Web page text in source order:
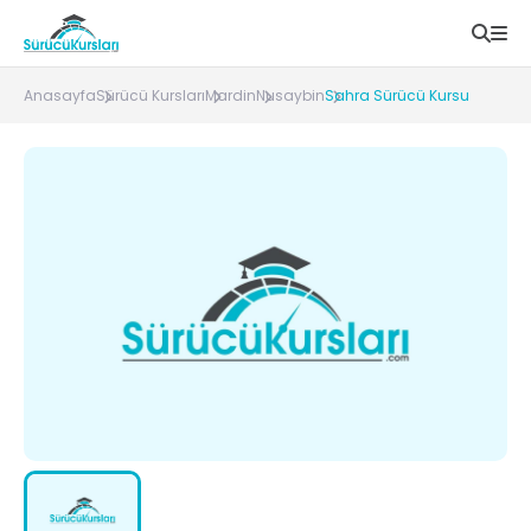
AnasayfaSürücü KurslarıMardinNusaybinSahra Sürücü Kursu